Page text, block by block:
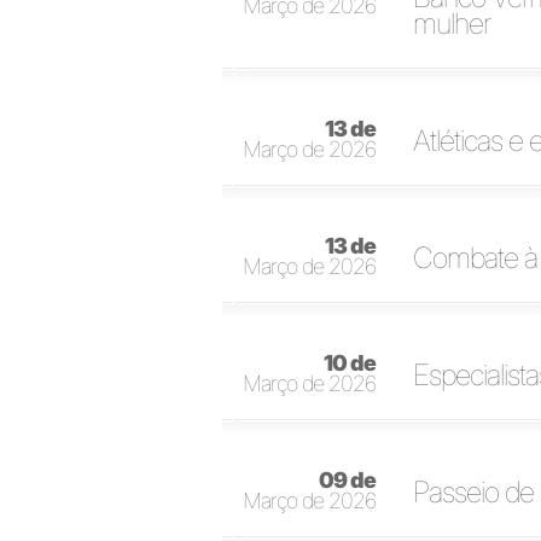
Março de 2026
mulher
13 de
Março de 2026
Atléticas e
13 de
Março de 2026
Combate
10 de
Março de 2026
09 de
Março de 2026
Passeio